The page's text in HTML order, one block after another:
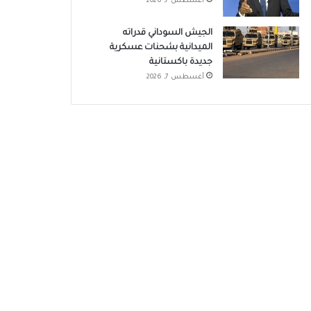
الجيش السوداني قدراته
الميدانية بشحنات عسكرية
جديدة باكستانية
أغسطس 7, 2026